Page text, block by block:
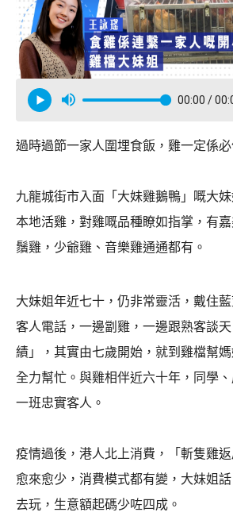
00:00 /
過時過節一家人圍埋食飯，雞一定係必
九龍城街市入面「大妹雞鵝鴨」嘅大
本地活雞，對雞嘅品種瞭如指掌，有
鬚雞，少爺雞、音樂雞通通都有。
大妹姐年近七十，仍非常靈活，戴住
客人電話，一邊劏雞，一邊跟熟客談
績」，其實由七歲開始，就到雞檔幫
全力幫忙。與雞相伴近六十年，同學
一班忠實客人。
疫情過後，港人北上消費，「斬隻雞
愈來愈少，消費模式都有變，大妹姐
去玩，生意額起碼少咗四成。